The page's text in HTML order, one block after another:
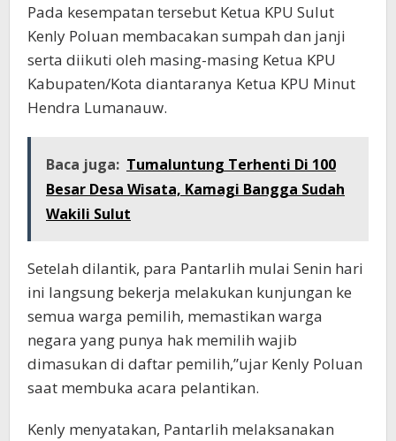
Pada kesempatan tersebut Ketua KPU Sulut
Kenly Poluan membacakan sumpah dan janji
serta diikuti oleh masing-masing Ketua KPU
Kabupaten/Kota diantaranya Ketua KPU Minut
Hendra Lumanauw.
Baca juga: Tumaluntung Terhenti Di 100
Besar Desa Wisata, Kamagi Bangga Sudah
Wakili Sulut
Setelah dilantik, para Pantarlih mulai Senin hari
ini langsung bekerja melakukan kunjungan ke
semua warga pemilih, memastikan warga
negara yang punya hak memilih wajib
dimasukan di daftar pemilih,”ujar Kenly Poluan
saat membuka acara pelantikan.
Kenly menyatakan, Pantarlih melaksanakan